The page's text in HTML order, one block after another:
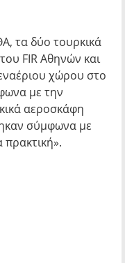
τα δύο τουρκικά
FIR Αθηνών και
χώρου στο
με την
αεροσκάφη
σύμφωνα με
πρακτική».